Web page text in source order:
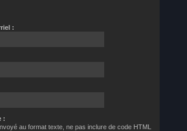
:
:
au format texte, ne pas inclure de code HTML